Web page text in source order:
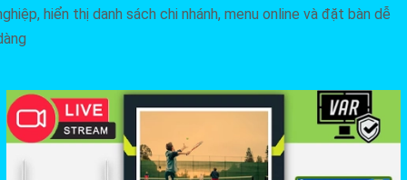
hiển thị danh sách chi nhánh, menu online và đặt bàn dễ